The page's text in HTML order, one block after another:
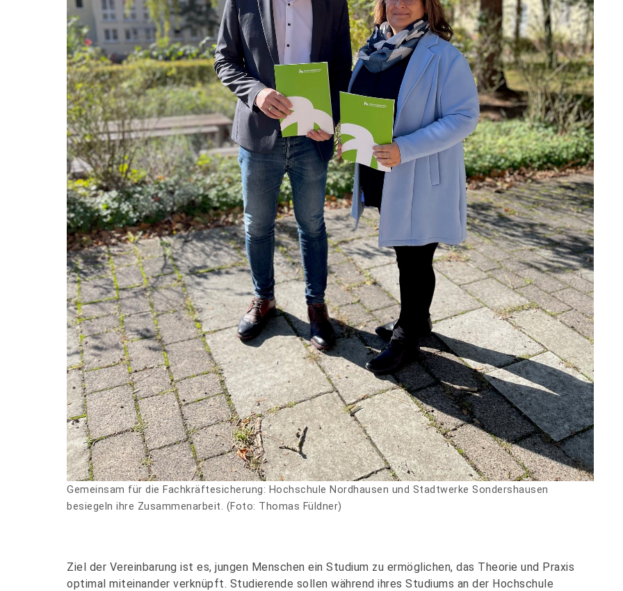
Gemeinsam für die Fachkräftesicherung: Hochschule Nordhausen und Stadtwerke Sondershausen
besiegeln ihre Zusammenarbeit. (Foto: Thomas Füldner)
Ziel der Vereinbarung ist es, jungen Menschen ein Studium zu ermöglichen, das Theorie und Praxis
optimal miteinander verknüpft. Studierende sollen während ihres Studiums an der Hochschule